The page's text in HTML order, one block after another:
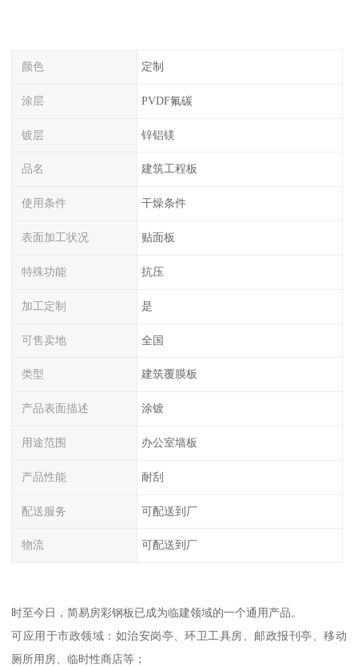
颜色 定制
涂层 PVDF氟碳
镀层 锌铝镁
品名 建筑工程板
使用条件 干燥条件
表面加工状况 贴面板
特殊功能 抗压
加工定制 是
可售卖地 全国
类型 建筑覆膜板
产品表面描述 涂镀
用途范围 办公室墙板
产品性能 耐刮
配送服务 可配送到厂
物流 可配送到厂
时至今日，简易房彩钢板已成为临建领域的一个通用产品。
可应用于市政领域：如治安岗亭、环卫工具房、邮政报刊亭、移动
厕所用房、临时性商店等；